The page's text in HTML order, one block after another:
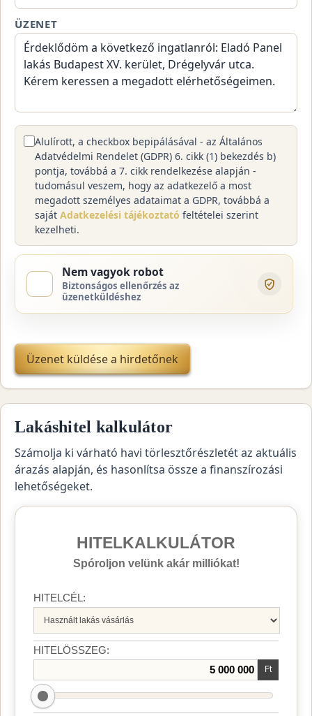
ÜZENET
Alulírott, a checkbox bepipálásával - az Általános
Adatvédelmi Rendelet (GDPR) 6. cikk (1) bekezdés b)
pontja, továbbá a 7. cikk rendelkezése alapján -
tudomásul veszem, hogy az adatkezelő a most
megadott személyes adataimat a GDPR, továbbá a
saját Adatkezelési tájékoztató feltételei szerint
kezelheti.
Nem vagyok robot
Biztonságos ellenőrzés az
üzenetküldéshez
Üzenet küldése a hirdetőnek
Lakáshitel kalkulátor
Számolja ki várható havi törlesztőrészletét az aktuális
árazás alapján, és hasonlítsa össze a finanszírozási
lehetőségeket.